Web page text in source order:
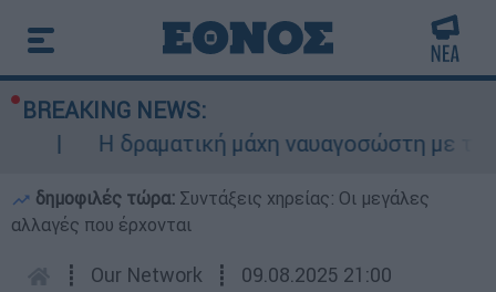
BREAKING NEWS:
Η δραματική μάχη ναυαγοσώστη με τα
δημοφιλές τώρα: Συντάξεις χηρείας: Οι μεγάλες
αλλαγές που έρχονται
┋ Our Network ┋ 09.08.2025 21:00